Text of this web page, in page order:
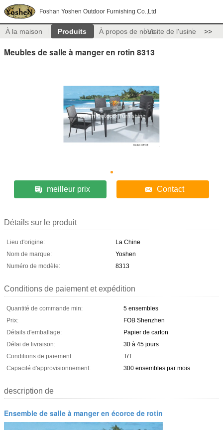
Foshan Yoshen Outdoor Furnishing Co.,Ltd
À la maison Produits À propos de nousVisite de l'usine >>
Meubles de salle à manger en rotin 8313
meilleur prix Contact
Détails sur le produit
Lieu d'origine:
La Chine
Nom de marque:
Yoshen
Numéro de modèle:
8313
Conditions de paiement et expédition
Quantité de commande min:
5 ensembles
Prix:
FOB Shenzhen
Détails d'emballage:
Papier de carton
Délai de livraison:
30 à 45 jours
Conditions de paiement:
T/T
Capacité d'approvisionnement:
300 ensembles par mois
description de
Ensemble de salle à manger en écorce de rotin